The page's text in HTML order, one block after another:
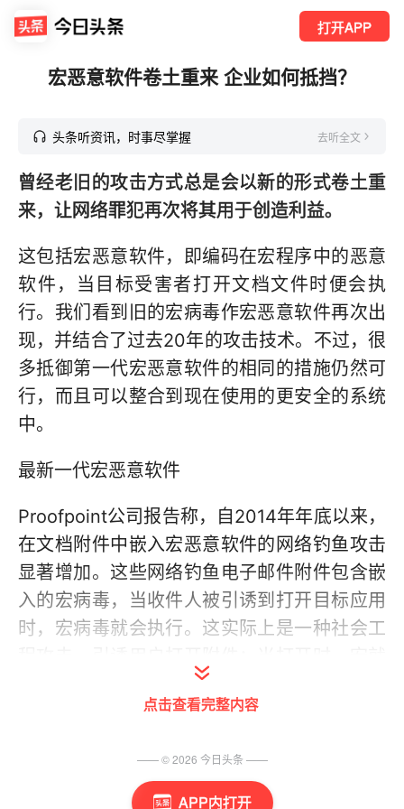
打开APP
APP内打开
宏恶意软件卷土重来 企业如何抵挡？
头条听资讯，时事尽掌握 去听全文
曾经老旧的攻击方式总是会以新的形式卷土重
来，让网络罪犯再次将其用于创造利益。
这包括宏恶意软件，即编码在宏程序中的恶意
软件，当目标受害者打开文档文件时便会执
行。我们看到旧的宏病毒作宏恶意软件再次出
现，并结合了过去20年的攻击技术。不过，很
多抵御第一代宏恶意软件的相同的措施仍然可
行，而且可以整合到现在使用的更安全的系统
中。
最新一代宏恶意软件
Proofpoint公司报告称，自2014年年底以来，
在文档附件中嵌入宏恶意软件的网络钓鱼攻击
显著增加。这些网络钓鱼电子邮件附件包含嵌
入的宏病毒，当收件人被引诱到打开目标应用
时，宏病毒就会执行。这实际上是一种社会工
攻击要比寻找新的零日漏洞并将其用在路过式
下载低得多。攻击者肯定会计算攻击取得成功
点击查看完整内容
—— ©2026 今日头条 ——